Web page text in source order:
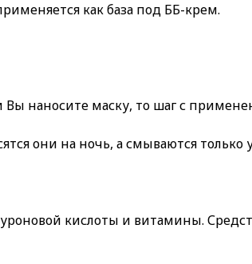
как база под ББ-крем.
наносите маску, то шаг с
они на ночь, а смываются только
кислоты и витамины.